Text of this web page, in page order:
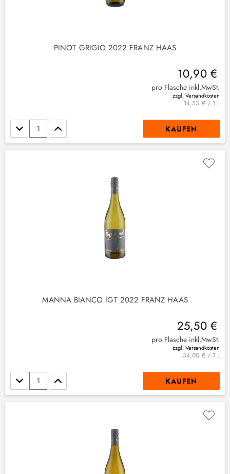
PINOT GRIGIO 2022 FRANZ HAAS
10,90 €
pro Flasche inkl.MwSt.
zzgl. Versandkosten
14,53 € / 1 L
Stückzahl KAUFEN
MANNA BIANCO IGT 2022 FRANZ HAAS
25,50 €
pro Flasche inkl.MwSt.
zzgl. Versandkosten
34,00 € / 1 L
Stückzahl KAUFEN